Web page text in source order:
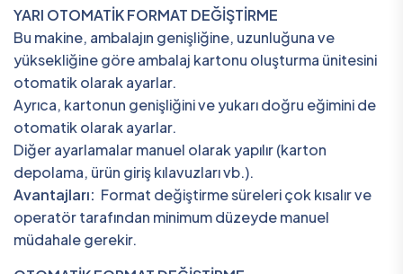
YARI OTOMATİK FORMAT DEĞİŞTİRME
Bu makine, ambalajın genişliğine, uzunluğuna ve
yüksekliğine göre ambalaj kartonu oluşturma ünitesini
otomatik olarak ayarlar.
Ayrıca, kartonun genişliğini ve yukarı doğru eğimini de
otomatik olarak ayarlar.
Diğer ayarlamalar manuel olarak yapılır (karton
depolama, ürün giriş kılavuzları vb.).
Avantajları: Format değiştirme süreleri çok kısalır ve
operatör tarafından minimum düzeyde manuel
müdahale gerekir.